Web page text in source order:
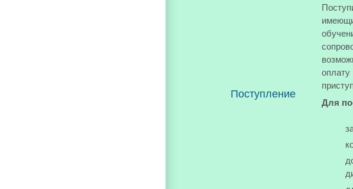
Поступление
Для